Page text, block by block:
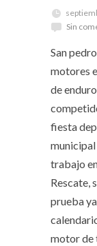
Sin
San
motores
de
fiesta
municipal
trabajo
Rescate,
prueba
motor de